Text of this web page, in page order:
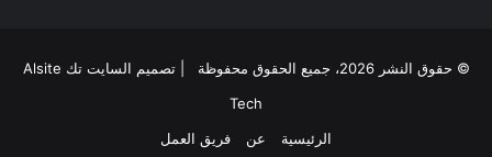
© حقوق النشر 2026، جميع الحقوق محفوظة | تصميم
السايت تك Alsite
Tech
الرئيسية
عن فريق العمل